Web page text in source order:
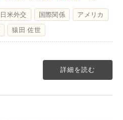
日米外交 国際関係 アメリカ
猿田 佐世
詳細を読む